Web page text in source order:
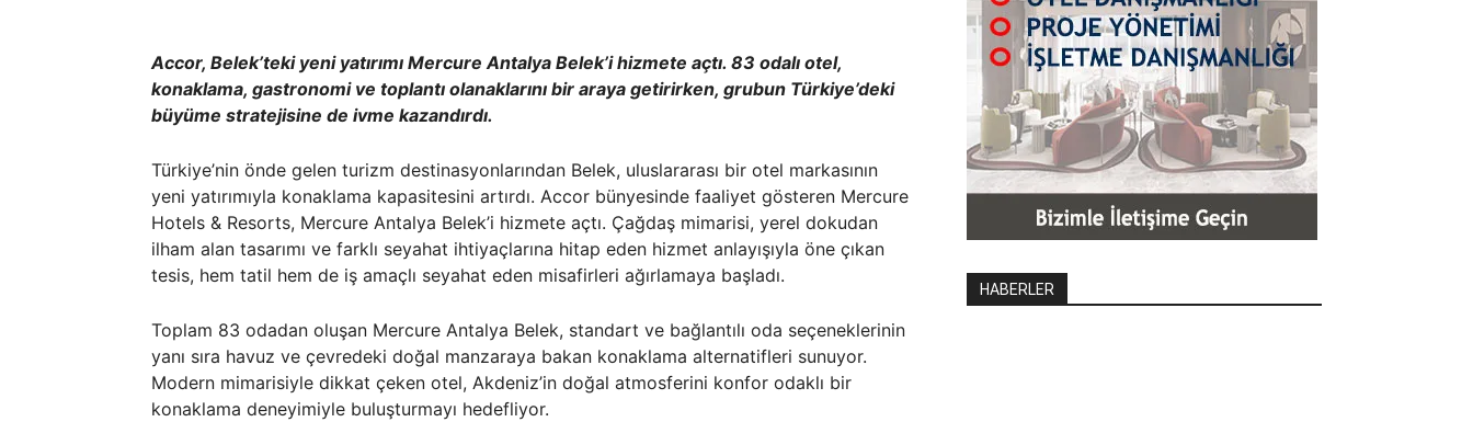
Accor, Belek’teki yeni yatırımı Mercure Antalya Belek’i hizmete açtı. 83 odalı otel,
konaklama, gastronomi ve toplantı olanaklarını bir araya getirirken, grubun Türkiye’deki
büyüme stratejisine de ivme kazandırdı.
Türkiye’nin önde gelen turizm destinasyonlarından Belek, uluslararası bir otel markasının
yeni yatırımıyla konaklama kapasitesini artırdı. Accor bünyesinde faaliyet gösteren Mercure
Hotels & Resorts, Mercure Antalya Belek’i hizmete açtı. Çağdaş mimarisi, yerel dokudan
ilham alan tasarımı ve farklı seyahat ihtiyaçlarına hitap eden hizmet anlayışıyla öne çıkan
tesis, hem tatil hem de iş amaçlı seyahat eden misafirleri ağırlamaya başladı.
Toplam 83 odadan oluşan Mercure Antalya Belek, standart ve bağlantılı oda seçeneklerinin
yanı sıra havuz ve çevredeki doğal manzaraya bakan konaklama alternatifleri sunuyor.
Modern mimarisiyle dikkat çeken otel, Akdeniz’in doğal atmosferini konfor odaklı bir
konaklama deneyimiyle buluşturmayı hedefliyor.
HABERLER